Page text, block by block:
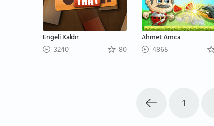
Engeli Kaldır
3240 80
Ahmet Amca
4865
1